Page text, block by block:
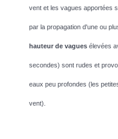
vent et les vagues apportées
par la propagation d'une ou
hauteur de vagues élevées
secondes) sont rudes et
eaux peu profondes (les
vent).